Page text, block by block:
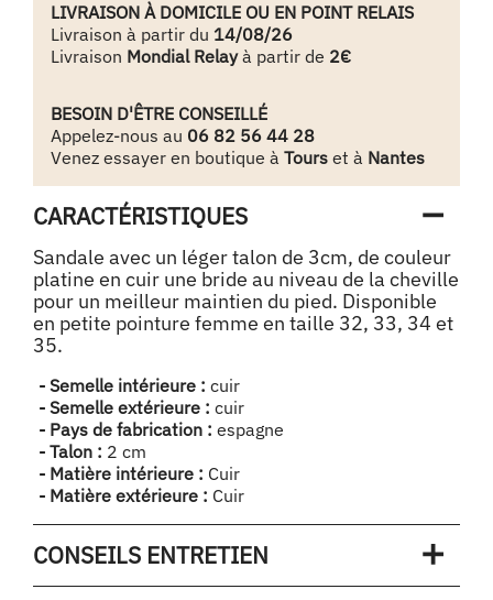
LIVRAISON À DOMICILE OU EN POINT RELAIS
Livraison à partir du 14/08/26
Livraison Mondial Relayà partir de 2€
BESOIN D'ÊTRE CONSEILLÉ
Appelez-nous au 06 82 56 44 28
Venez essayer en boutique à Tours et à Nantes
CARACTÉRISTIQUES
Sandale avec un léger talon de 3cm, de couleur
platine en cuir une bride au niveau de la cheville
pour un meilleur maintien du pied. Disponible
en petite pointure femme en taille 32, 33, 34 et
35.
- Semelle intérieure : cuir
- Semelle extérieure : cuir
- Pays de fabrication : espagne
- Talon : 2 cm
- Matière intérieure : Cuir
- Matière extérieure : Cuir
CONSEILS ENTRETIEN